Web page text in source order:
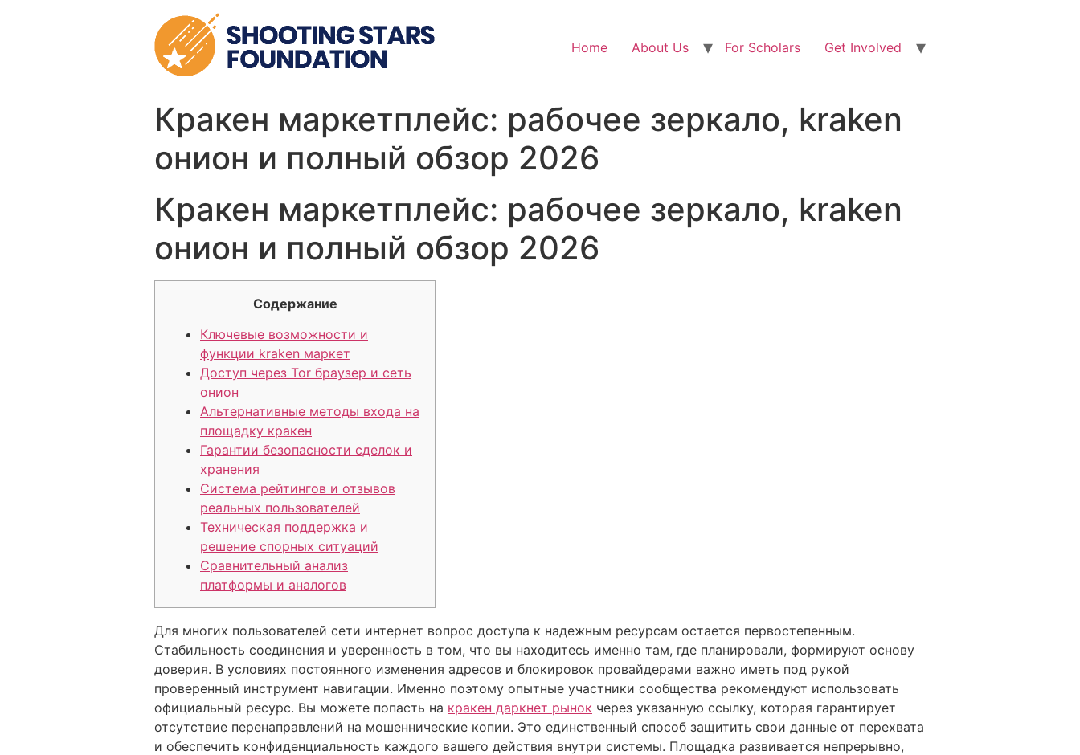
Home About Us For Scholars Get Involved
Кракен маркетплейс: рабочее зеркало, kraken
онион и полный обзор 2026
Кракен маркетплейс: рабочее зеркало, kraken
онион и полный обзор 2026
Содержание
Ключевые возможности и
функции kraken маркет
Доступ через Tor браузер и сеть
онион
Альтернативные методы входа на
площадку кракен
Гарантии безопасности сделок и
хранения
Система рейтингов и отзывов
реальных пользователей
Техническая поддержка и
решение спорных ситуаций
Сравнительный анализ
платформы и аналогов
Для многих пользователей сети интернет вопрос доступа к надежным ресурсам остается первостепенным.
Стабильность соединения и уверенность в том, что вы находитесь именно там, где планировали, формируют основу
доверия. В условиях постоянного изменения адресов и блокировок провайдерами важно иметь под рукой
проверенный инструмент навигации. Именно поэтому опытные участники сообщества рекомендуют использовать
официальный ресурс. Вы можете попасть на кракен даркнет рынок через указанную ссылку, которая гарантирует
отсутствие перенаправлений на мошеннические копии. Это единственный способ защитить свои данные от перехвата
и обеспечить конфиденциальность каждого вашего действия внутри системы. Площадка развивается непрерывно,